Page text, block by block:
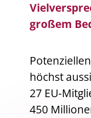
großem
höchst
27 EU-
450